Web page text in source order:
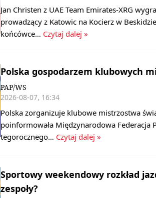
Jan Christen z UAE Team Emirates-XRG
prowadzący z Katowic na Kocierz w
końcówce… Czytaj dalej »
Polska gospodarzem klubowych
PAP/WS
2026-08-07, 16:34
Polska zorganizuje klubowe mistrzostwa
poinformowała Międzynarodowa Federacja
tegorocznego… Czytaj dalej »
Sportowy weekendowy rozkład
zespoły?